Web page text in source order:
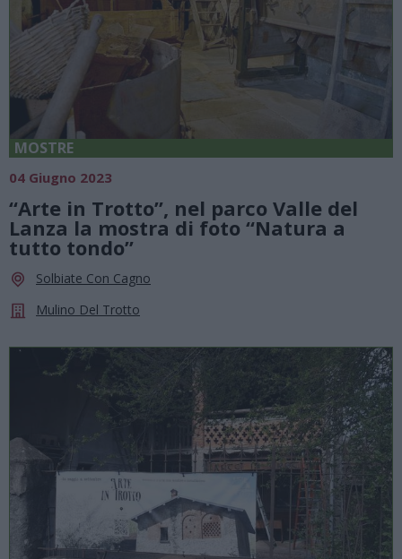
MOSTRE
04 Giugno 2023
“Arte in Trotto”, nel parco Valle del
Lanza la mostra di foto “Natura a
tutto tondo”
Solbiate Con Cagno
Mulino Del Trotto